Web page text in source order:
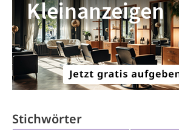
Stichwörter